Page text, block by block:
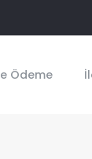
Ödeme